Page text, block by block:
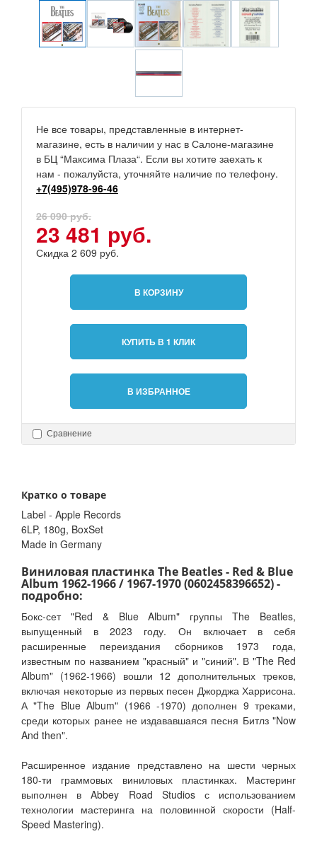
Не все товары, представленные в интернет-
магазине, есть в наличии у нас в Салоне-магазине
в БЦ “Максима Плаза“. Если вы хотите заехать к
нам - пожалуйста, уточняйте наличие по телефону.
+7(495)978-96-46
26 090 руб.
23 481 руб.
Скидка 2 609 руб.
В КОРЗИНУ
КУПИТЬ В 1 КЛИК
В ИЗБРАННОЕ
Сравнение
Кратко о товаре
Label - Apple Records
6LP, 180g, BoxSet
Made in Germany
Виниловая пластинка The Beatles - Red & Blue
Album 1962-1966 / 1967-1970 (0602458396652) -
подробно:
Бокс-сет "Red & Blue Album" группы The Beatles,
выпущенный в 2023 году. Он включает в себя
расширенные переиздания сборников 1973 года,
известным по названием "красный" и "синий". В "The Red
Album" (1962-1966) вошли 12 дополнительных треков,
включая некоторые из первых песен Джорджа Харрисона.
А "The Blue Album" (1966 -1970) дополнен 9 треками,
среди которых ранее не издававшаяся песня Битлз "Now
And then".
Расширенное издание представлено на шести черных
180-ти граммовых виниловых пластинках. Мастеринг
выполнен в Abbey Road Studios с использованием
технологии мастеринга на половинной скорости (Half-
Speed Mastering).